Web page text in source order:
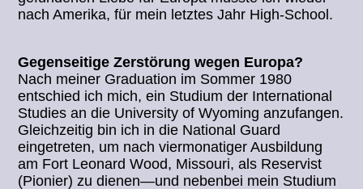
nach Amerika, für mein letztes Jahr High-School.
Gegenseitige Zerstörung wegen Europa?
Nach meiner Graduation im Sommer 1980
entschied ich mich, ein Studium der International
Studies an die University of Wyoming anzufangen.
Gleichzeitig bin ich in die National Guard
eingetreten, um nach viermonatiger Ausbildung
am Fort Leonard Wood, Missouri, als Reservist
(Pionier) zu dienen—und nebenbei mein Studium